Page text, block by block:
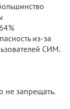
из-за
СИМ.
не запрещать.